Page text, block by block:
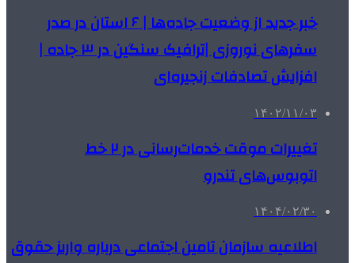
خبر جدید از وضعیت جاده‌ها | ۶ استان در صدر
سفرهای نوروزی |ترافیک سنگین در ۳ جاده |
افزایش تصادفات زنجیره‌ای
۱۴۰۲/۱۱/۰۳
تغییرات موقت خدمات‌رسانی در ۲ خط
اتوبوس‌های تندرو
۱۴۰۴/۰۲/۳۰
اطلاعیه سازمان تامین اجتماعی درباره واریز حقوق